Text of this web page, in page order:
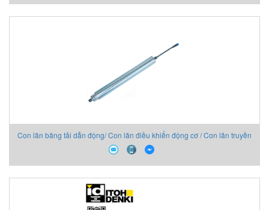
Con lăn băng tải dẫn động/ Con lăn điều khiển động cơ / Con lăn truyền
động